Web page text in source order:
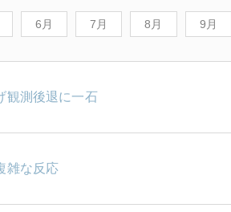
6月 7月 8月 9月
観測後退に一石
雑な反応